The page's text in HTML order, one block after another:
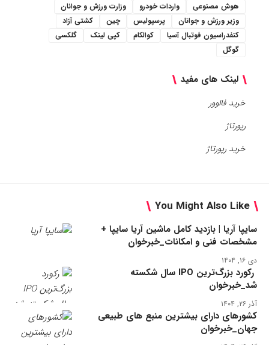
هوش مصنوعی
واردات خودرو
وزارت ورزش و جوانان
وزیر ورزش و جوانان
پرسپولیس چین
کشتی آزاد
کنفدراسیون فوتبال آسیا
کوالکام کپی لینک
گلکسی
گوگل
لینک های مفید
خرید فالوور
رپورتاژ
خرید رپورتاژ
You Might Also Like
سایپا آریا | بازدید کامل ماشین آریا سایپا +
مشخصات فنی و امکانات_خبرخوان
دی ۱۶, ۱۴۰۴
رکورد بزرگ‌ترین IPO سال شکسته
شد_خبرخوان
آذر ۲۶, ۱۴۰۴
کشورهای دارای بیشترین منبع های طبیعی
جهان_خبرخوان